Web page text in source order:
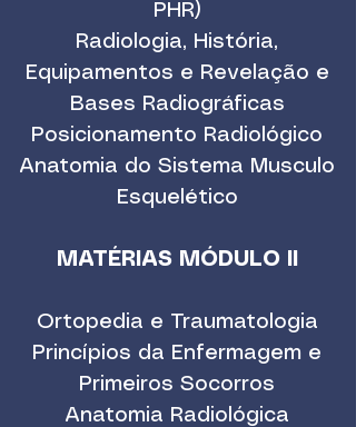
PHR)
Radiologia, História,
Equipamentos e Revelação e
Bases Radiográficas
Posicionamento Radiológico
Anatomia do Sistema Musculo
Esquelético
MATÉRIAS MÓDULO II
Ortopedia e Traumatologia
Princípios da Enfermagem e
Primeiros Socorros
Anatomia Radiológica